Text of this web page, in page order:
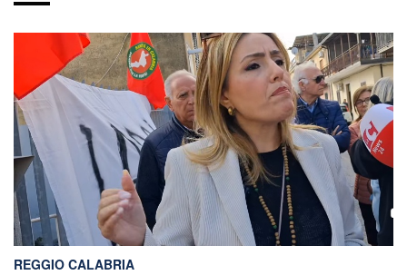
REGGIO CALABRIA